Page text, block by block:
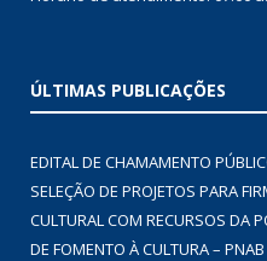
ÚLTIMAS PUBLICAÇÕES
EDITAL DE CHAMAMENTO
SELEÇÃO DE PROJETOS PARA
CULTURAL COM RECURSOS DA
DE FOMENTO À CULTURA –